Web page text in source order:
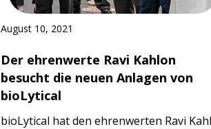
August 10, 2021
Der ehrenwerte Ravi Kahlon
besucht die neuen Anlagen von
bioLytical
bioLytical hat den ehrenwerten Ravi